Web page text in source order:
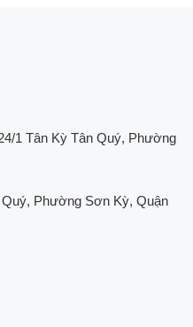
1 Tân Kỳ Tân Quý, Phường
Phường Sơn Kỳ, Quận